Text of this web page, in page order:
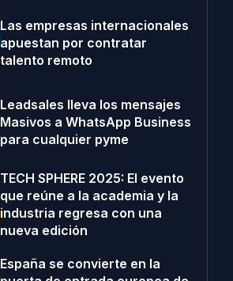
Las empresas internacionales
apuestan por contratar
talento remoto
Leadsales lleva los mensajes
Masivos a WhatsApp Business
para cualquier pyme
TECH SPHERE 2025: El evento
que reúne a la academia y la
industria regresa con una
nueva edición
España se convierte en la